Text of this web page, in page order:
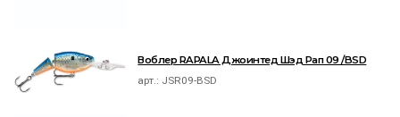
Воблер RAPALA Джоинтед Шэд Рап 09 /BSD
арт.: JSR09-BSD